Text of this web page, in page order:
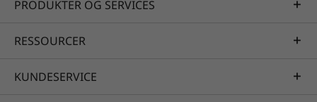
PRODUKTER OG SERVICES
RESSOURCER
KUNDESERVICE